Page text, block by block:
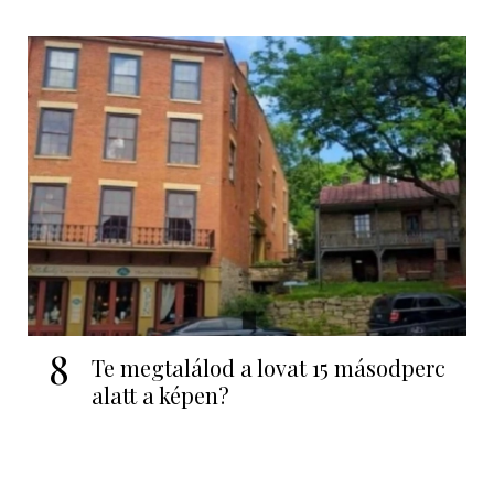
8
Te megtalálod a lovat 15 másodperc
alatt a képen?